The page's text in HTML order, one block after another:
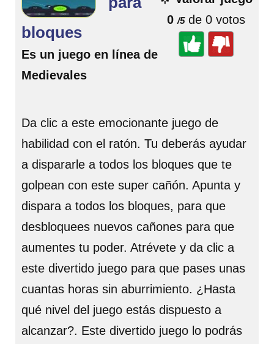
0 /5de 0 votos
bloques
Es un juego en línea de
Medievales
Da clic a este emocionante juego de
habilidad con el ratón. Tu deberás ayudar
a dispararle a todos los bloques que te
golpean con este super cañón. Apunta y
dispara a todos los bloques, para que
desbloquees nuevos cañones para que
aumentes tu poder. Atrévete y da clic a
este divertido juego para que pases unas
cuantas horas sin aburrimiento. ¿Hasta
qué nivel del juego estás dispuesto a
alcanzar?. Este divertido juego lo podrás